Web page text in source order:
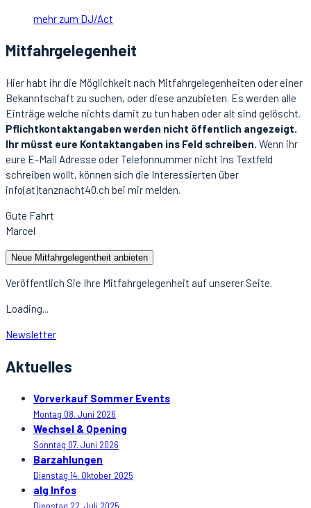
mehr zum DJ/Act
Mitfahrgelegenheit
Hier habt ihr die Möglichkeit nach Mitfahrgelegenheiten oder einer
Bekanntschaft zu suchen, oder diese anzubieten. Es werden alle
Einträge welche nichts damit zu tun haben oder alt sind gelöscht.
Pflichtkontaktangaben werden nicht öffentlich angezeigt.
Ihr müsst eure Kontaktangaben ins Feld schreiben. Wenn ihr
eure E-Mail Adresse oder Telefonnummer nicht ins Textfeld
schreiben wollt, können sich die Interessierten über
info(at)tanznacht40.ch bei mir melden.
Gute Fahrt
Marcel
Neue Mitfahrgelegentheit anbieten
Veröffentlich Sie Ihre Mitfahrgelegenheit auf unserer Seite.
Loading...
Newsletter
Aktuelles
Vorverkauf Sommer Events
Montag 08. Juni 2026
Wechsel & Opening
Sonntag 07. Juni 2026
Barzahlungen
Dienstag 14. Oktober 2025
alg Infos